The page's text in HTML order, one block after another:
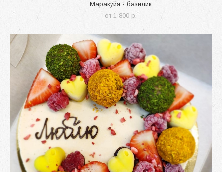
Маракуйя - базилик
от 1 800 p.